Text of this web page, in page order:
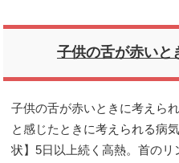
子供の舌が赤いと
子供の舌が赤いときに考えら
と感じたときに考えられる病
状】5日以上続く高熱。首の